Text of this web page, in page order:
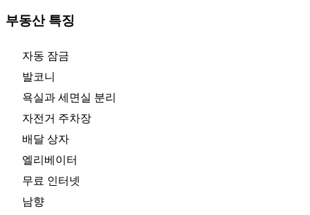
부동산 특징
자동 잠금
발코니
욕실과 세면실 분리
자전거 주차장
배달 상자
엘리베이터
무료 인터넷
남향